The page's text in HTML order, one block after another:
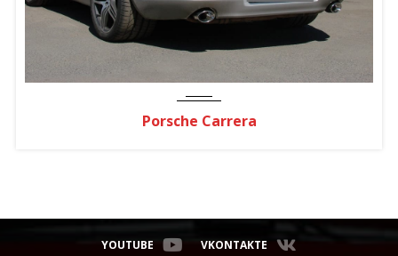
Porsche Carrera
YOUTUBE VKONTAKTE